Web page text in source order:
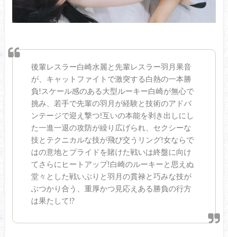
後輩レスラー白崎水麗と先輩レスラー羽月果音
が、キャットファイトで激突する白熱の一本勝
負!スケール感のある大型ルーキー白崎が無心で
挑み、若手で先輩の羽月が経験と技術のアドバ
ンテージで迎え撃つ!互いの本能を剥き出しにし
た一進一退の攻防が繰り広げられ、セクシーな
技とテクニカルな技が飛び交うリング!女ならで
はの意地とプライドを賭けた戦いは終盤に向け
てさらにヒートアップ!白崎のルーキーと思えぬ
堂々とした戦いぶりと羽月の貫禄と巧みな技が
ぶつかり合う、重厚かつ見応えある勝負の行方
は果たして!?